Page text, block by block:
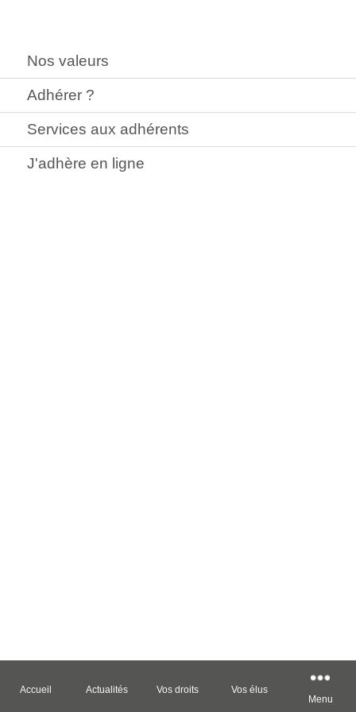
Nos valeurs
Adhérer ?
Services aux adhérents
J'adhère en ligne
Accueil Actualités Vos droits
Vos élus
Menu